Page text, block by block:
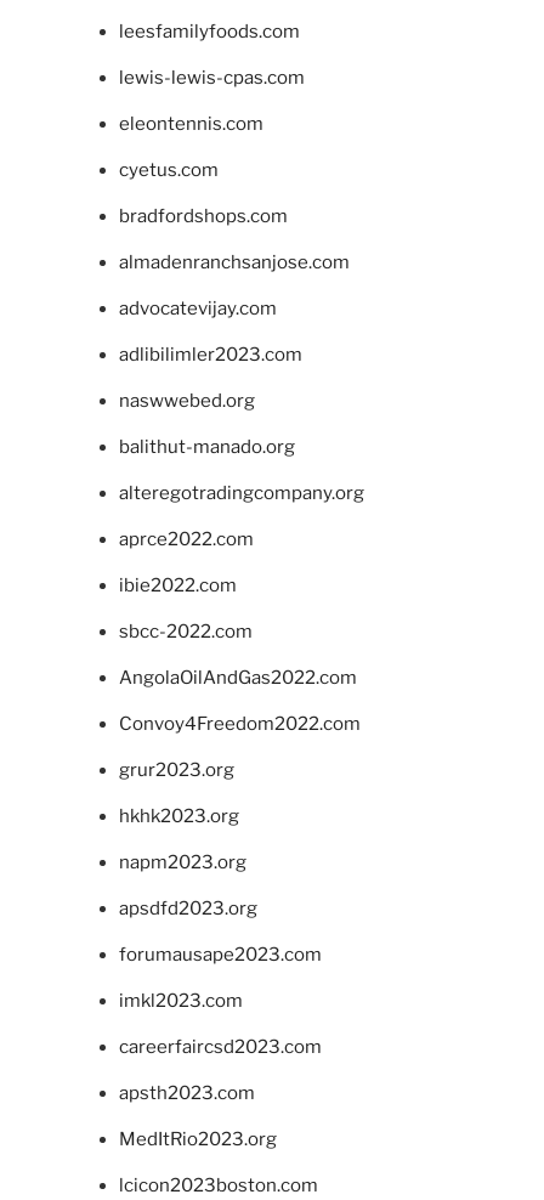
leesfamilyfoods.com
lewis-lewis-cpas.com
eleontennis.com
cyetus.com
bradfordshops.com
almadenranchsanjose.com
advocatevijay.com
adlibilimler2023.com
naswwebed.org
balithut-manado.org
alteregotradingcompany.org
aprce2022.com
ibie2022.com
sbcc-2022.com
AngolaOilAndGas2022.com
Convoy4Freedom2022.com
grur2023.org
hkhk2023.org
napm2023.org
apsdfd2023.org
forumausape2023.com
imkl2023.com
careerfaircsd2023.com
apsth2023.com
MedItRio2023.org
lcicon2023boston.com